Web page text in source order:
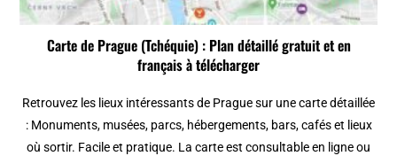
Carte de Prague (Tchéquie) : Plan détaillé gratuit et en
français à télécharger
Retrouvez les lieux intéressants de Prague sur une carte détaillée
: Monuments, musées, parcs, hébergements, bars, cafés et lieux
où sortir. Facile et pratique. La carte est consultable en ligne ou